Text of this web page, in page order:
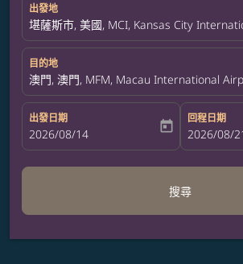
出發地
堪薩斯市, 美國, MCI, Kansas City
目的地
澳門, 澳門, MFM, Macau International
出發日期
fc-booking-departure-date-aria-label
2026/08/14 today
回程日期
fc-
2026/08/
搜尋